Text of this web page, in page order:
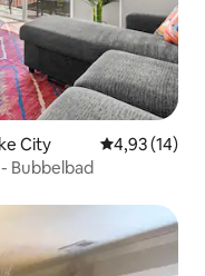
City Gemiddelde
4,93 (14)
Bubbelbad